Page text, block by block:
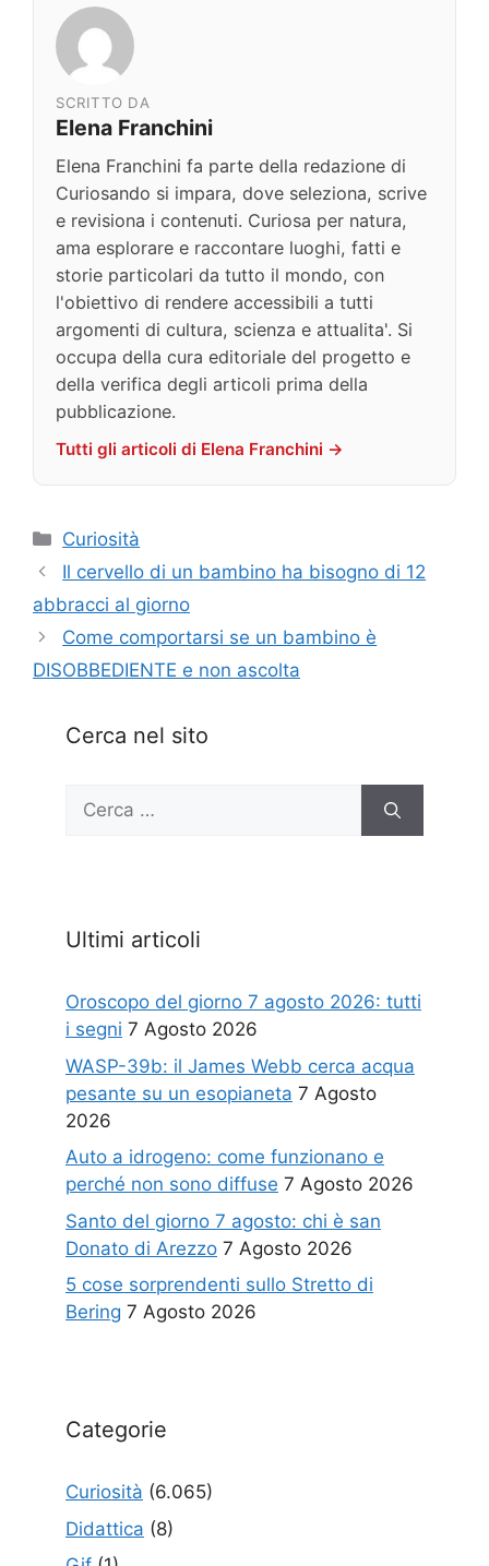
SCRITTO DA
Elena Franchini
Elena Franchini fa parte della redazione di
Curiosando si impara, dove seleziona, scrive
e revisiona i contenuti. Curiosa per natura,
ama esplorare e raccontare luoghi, fatti e
storie particolari da tutto il mondo, con
l'obiettivo di rendere accessibili a tutti
argomenti di cultura, scienza e attualita'. Si
occupa della cura editoriale del progetto e
della verifica degli articoli prima della
pubblicazione.
Tutti gli articoli di Elena Franchini →
Categorie
Curiosità
Il cervello di un bambino ha bisogno di 12
abbracci al giorno
Come comportarsi se un bambino è
DISOBBEDIENTE e non ascolta
Cerca nel sito
Ricerca
Ultimi articoli
Oroscopo del giorno 7 agosto 2026: tutti
i segni 7 Agosto 2026
WASP-39b: il James Webb cerca acqua
pesante su un esopianeta 7 Agosto
2026
Auto a idrogeno: come funzionano e
perché non sono diffuse 7 Agosto 2026
Santo del giorno 7 agosto: chi è san
Donato di Arezzo 7 Agosto 2026
5 cose sorprendenti sullo Stretto di
Bering 7 Agosto 2026
Categorie
Curiosità (6.065)
Didattica (8)